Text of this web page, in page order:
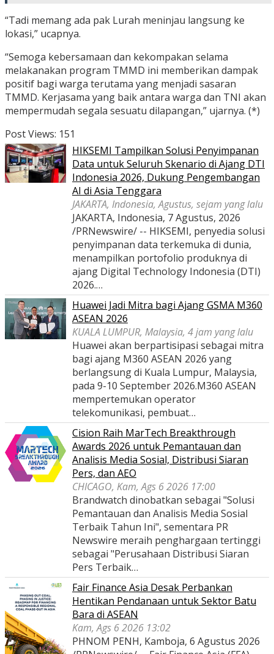
“Tadi memang ada pak Lurah meninjau langsung ke
lokasi,” ucapnya.
“Semoga kebersamaan dan kekompakan selama
melakanakan program TMMD ini memberikan dampak
positif bagi warga terutama yang menjadi sasaran
TMMD. Kerjasama yang baik antara warga dan TNI akan
mempermudah segala sesuatu dilapangan,” ujarnya. (*)
Post Views: 151
HIKSEMI Tampilkan Solusi Penyimpanan
Data untuk Seluruh Skenario di Ajang DTI
Indonesia 2026, Dukung Pengembangan
AI di Asia Tenggara
JAKARTA, Indonesia, Agustus, sejam yang lalu
JAKARTA, Indonesia, 7 Agustus, 2026
/PRNewswire/ -- HIKSEMI, penyedia solusi
penyimpanan data terkemuka di dunia,
menampilkan portofolio produknya di
ajang Digital Technology Indonesia (DTI)
2026.…
Huawei Jadi Mitra bagi Ajang GSMA M360
ASEAN 2026
KUALA LUMPUR, Malaysia, 4 jam yang lalu
Huawei akan berpartisipasi sebagai mitra
bagi ajang M360 ASEAN 2026 yang
berlangsung di Kuala Lumpur, Malaysia,
pada 9-10 September 2026.M360 ASEAN
mempertemukan operator
telekomunikasi, pembuat…
Cision Raih MarTech Breakthrough
Awards 2026 untuk Pemantauan dan
Analisis Media Sosial, Distribusi Siaran
Pers, dan AEO
CHICAGO, Kam, Ags 6 2026 17:00
Brandwatch dinobatkan sebagai "Solusi
Pemantauan dan Analisis Media Sosial
Terbaik Tahun Ini", sementara PR
Newswire meraih penghargaan tertinggi
sebagai "Perusahaan Distribusi Siaran
Pers Terbaik…
Fair Finance Asia Desak Perbankan
Hentikan Pendanaan untuk Sektor Batu
Bara di ASEAN
Kam, Ags 6 2026 13:02
PHNOM PENH, Kamboja, 6 Agustus 2026